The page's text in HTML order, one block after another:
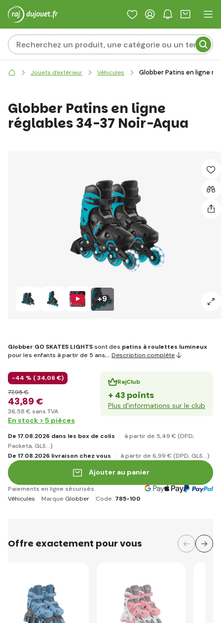
Jouets d'extérieur Véhicules Globber Patins en ligne
+9
Globber Patins en ligne
réglables 34-37 Noir-Aqua
Globber GO SKATES LIGHTS sont des patins à roulettes lumineux
pour les enfants à partir de 5 ans,… Description complète
-44 % (34,06 €)
43,89 €
77,95 €
36,58 € sans TVA
RajClub
+ 43 points
Plus d'informations sur le club
En stock > 5 pièces
De 17.08.2026 dans les box de colis à partir de 5,49 € (DPD,
Packeta, GLS...)
De 17.08.2026 livraison chez vous
à partir de 6,99 € (DPD, GLS...)
Ajouter au panier
Paiements en ligne sécurisés
Véhicules
Marque Globber Code: 785-100
Offre exactement pour vous